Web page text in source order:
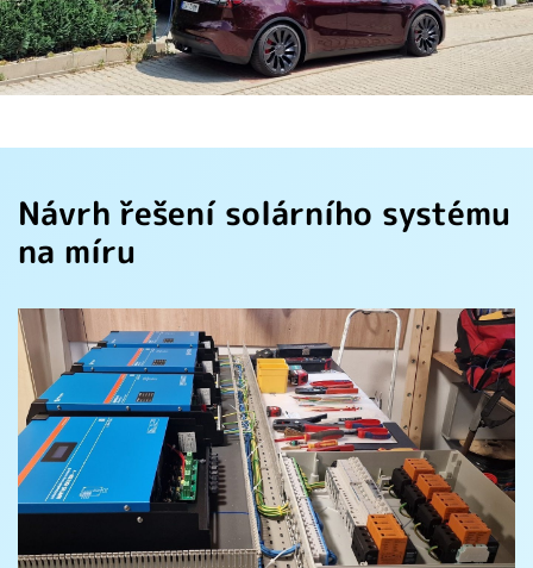
Návrh řešení solárního systému
na míru